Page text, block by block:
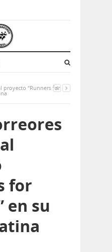
proyecto “Runners for
for
en su